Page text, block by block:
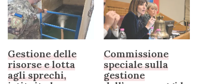
Gestione delle
risorse e lotta
agli sprechi,
Commissione
speciale sulla
gestione